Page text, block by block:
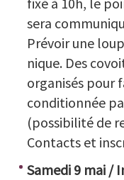
sera
Prévoir une
nique. Des
organisés pour
conditionnée
(possibilité de
Contacts et
Samedi 9 mai /